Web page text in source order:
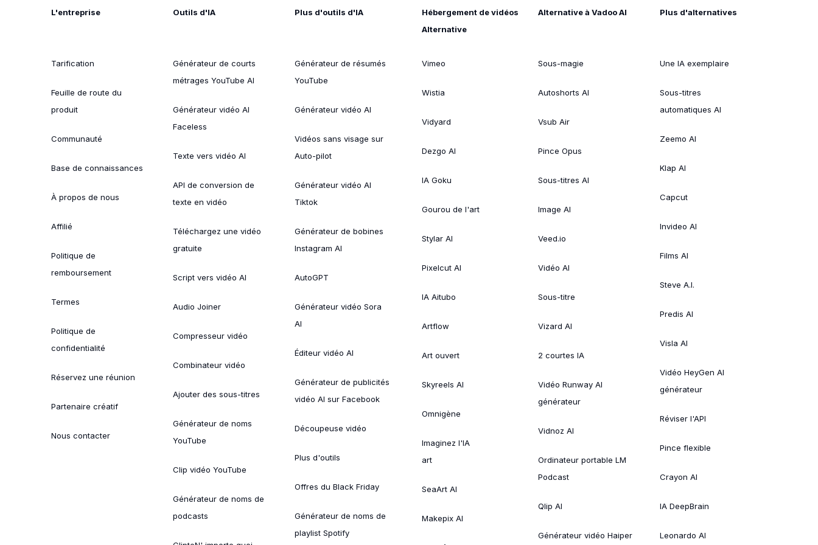
L'entreprise
Tarification
Feuille de route du
produit
Communauté
Base de connaissances
À propos de nous
Affilié
Politique de
remboursement
Termes
Politique de
confidentialité
Réservez une réunion
Partenaire créatif
Nous contacter
Outils d'IA
Générateur de courts
métrages YouTube AI
Générateur vidéo AI
Faceless
Texte vers vidéo AI
API de conversion de
texte en vidéo
Téléchargez une vidéo
gratuite
Script vers vidéo AI
Audio Joiner
Compresseur vidéo
Combinateur vidéo
Ajouter des sous-titres
Générateur de noms
YouTube
Clip vidéo YouTube
Générateur de noms de
podcasts
Plus d'outils d'IA
Générateur de résumés
YouTube
Générateur vidéo AI
Vidéos sans visage sur
Auto-pilot
Générateur vidéo AI
Tiktok
Générateur de bobines
Instagram AI
AutoGPT
Générateur vidéo Sora
AI
Éditeur vidéo AI
Générateur de publicités
vidéo AI sur Facebook
Découpeuse vidéo
Plus d'outils
Offres du Black Friday
Générateur de noms de
playlist Spotify
Hébergement de vidéos
Alternative
Vimeo
Wistia
Vidyard
Dezgo AI
IA Goku
Gourou de l'art
Stylar AI
Pixelcut AI
IA Aitubo
Artflow
Art ouvert
Skyreels AI
Omnigène
Imaginez l'IA
art
SeaArt AI
Makepix AI
Alternative à Vadoo AI
Sous-magie
Autoshorts AI
Vsub Air
Pince Opus
Sous-titres AI
Image AI
Veed.io
Vidéo AI
Sous-titre
Vizard AI
2 courtes IA
Vidéo Runway AI
générateur
Vidnoz AI
Ordinateur portable LM
Podcast
Qlip AI
Générateur vidéo Haiper
Plus d'alternatives
Une IA exemplaire
Sous-titres
automatiques AI
Zeemo AI
Klap AI
Capcut
Invideo AI
Films AI
Steve A.I.
Predis AI
Visla AI
Vidéo HeyGen AI
générateur
Réviser l'API
Pince flexible
Crayon AI
IA DeepBrain
Leonardo AI